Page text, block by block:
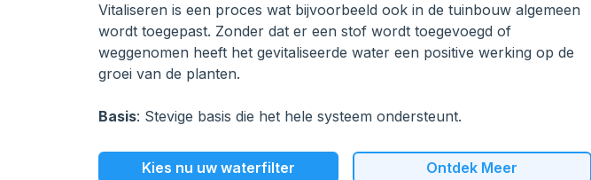
Vitaliseren is een proces wat bijvoorbeeld ook in de tuinbouw algemeen
wordt toegepast. Zonder dat er een stof wordt toegevoegd of
weggenomen heeft het gevitaliseerde water een positive werking op de
groei van de planten.
Basis: Stevige basis die het hele systeem ondersteunt.
Kies nu uw waterfilter Ontdek Meer